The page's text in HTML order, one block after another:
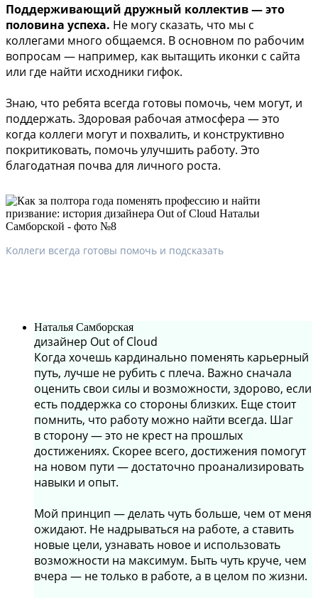
Поддерживающий дружный коллектив — это
половина успеха. Не могу сказать, что мы с
коллегами много общаемся. В основном по рабочим
вопросам — например, как вытащить иконки с сайта
или где найти исходники гифок.
Знаю, что ребята всегда готовы помочь, чем могут, и
поддержать. Здоровая рабочая атмосфера — это
когда коллеги могут и похвалить, и конструктивно
покритиковать, помочь улучшить работу. Это
благодатная почва для личного роста.
Коллеги всегда готовы помочь и подсказать
Наталья Самборская
дизайнер Out of Cloud
Когда хочешь кардинально поменять карьерный
путь, лучше не рубить с плеча. Важно сначала
оценить свои силы и возможности, здорово, если
есть поддержка со стороны близких. Еще стоит
помнить, что работу можно найти всегда. Шаг
в сторону — это не крест на прошлых
достижениях. Скорее всего, достижения помогут
на новом пути — достаточно проанализировать
навыки и опыт.
Мой принцип — делать чуть больше, чем от меня
ожидают. Не надрываться на работе, а ставить
новые цели, узнавать новое и использовать
возможности на максимум. Быть чуть круче, чем
вчера — не только в работе, а в целом по жизни.